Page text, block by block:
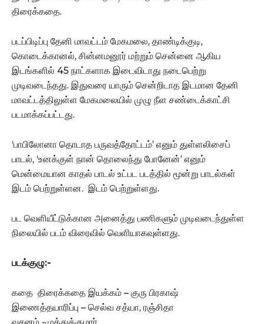
திரைக்கதை.
படப்பிடிப்பு தேனி மாவட்டம் மேகமலை, தாண்டிக்குடி,
கொடைக்கானல், சின்னமனூர் மற்றும் சென்னை ஆகிய
இடங்களில் 45 நாட்களாக இடைவிடாது நடைபெற்று
முடிவடைந்தது. இதுவரை யாரும் சென்றிடாத இடமான தேனி
மாவட்டத்திலுள்ள மேகமலையில் முழு நீள சண்டைக்காட்சி
படமாக்கப்பட்டது.
‘பாபிலோனா தொடாத பருவத்தோட்டம்’ எனும் துள்ளலிசைப்
பாடல், ‘உனக்குள் நான் தொலைந்து போனேன்’ எனும்
மென்மையான காதல் பாடல் உட்பட படத்தில் மூன்று பாடல்கள்
இடம் பெற்றுள்ளன. இடம் பெற்றுள்ளது.
பட வெளியீட்டுக்கான அனைத்து பணிகளும் முடிவடைந்துள்ள
நிலையில் படம் விரைவில் வெளியாகவுள்ளது.
படக்குழு:-
கதை திரைக்கதை இயக்கம் – குரு பிரகாஷ்
இணைத்தயாரிப்பு – செல்வ சத்யா, ரஞ்சிதா